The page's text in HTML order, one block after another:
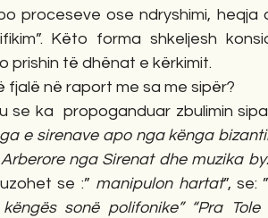
proceseve ose ndryshimi,
Këto forma shkeljesh
prishin të dhënat e kërkimit.
fjalë në raport me sa me sipër?
se ka  propoganduar zbulimin
e sirenave apo nga kënga
nga Sirenat dhe muzika
se :” manipulon hartat”, se: ”
sonë polifonike” “Pra